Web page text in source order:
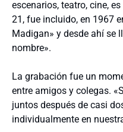
escenarios, teatro, cine,
21, fue incluido, en 1967
Madigan» y desde ahí se
nombre».
La grabación fue un
entre amigos y colegas.
juntos después de casi
individualmente en